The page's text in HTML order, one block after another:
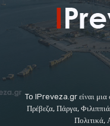
To IPreveza.gr είναι μια
Πρέβεζα, Πάργα,
Πολιτικά,